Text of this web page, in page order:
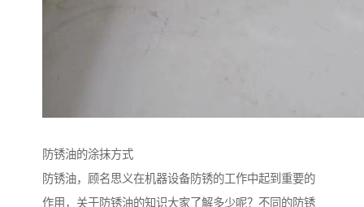
防锈油的涂抹方式
防锈油，顾名思义在机器设备防锈的工作中起到重要的
作用，关于防锈油的知识大家了解多少呢？不同的防锈